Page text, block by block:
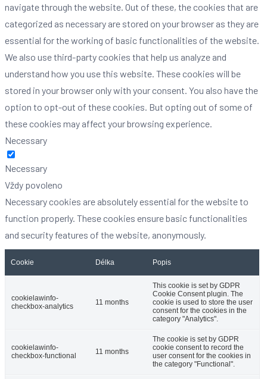
navigate through the website. Out of these, the cookies that are
categorized as necessary are stored on your browser as they are
essential for the working of basic functionalities of the website.
We also use third-party cookies that help us analyze and
understand how you use this website. These cookies will be
stored in your browser only with your consent. You also have the
option to opt-out of these cookies. But opting out of some of
these cookies may affect your browsing experience.
Necessary
Necessary
Vždy povoleno
Necessary cookies are absolutely essential for the website to
function properly. These cookies ensure basic functionalities
and security features of the website, anonymously.
Cookie Délka Popis
cookielawinfo-
checkbox-analytics
11 months
This cookie is set by GDPR
Cookie Consent plugin. The
cookie is used to store the user
consent for the cookies in the
category "Analytics".
cookielawinfo-
checkbox-functional
11 months
The cookie is set by GDPR
cookie consent to record the
user consent for the cookies in
the category "Functional".